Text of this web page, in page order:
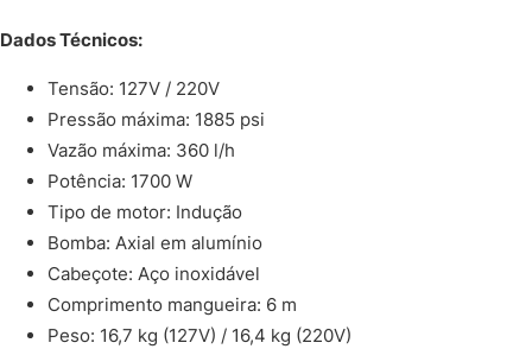
Dados Técnicos:
Tensão: 127V / 220V
Pressão máxima: 1885 psi
Vazão máxima: 360 l/h
Potência: 1700 W
Tipo de motor: Indução
Bomba: Axial em alumínio
Cabeçote: Aço inoxidável
Comprimento mangueira: 6 m
Peso: 16,7 kg (127V) / 16,4 kg (220V)